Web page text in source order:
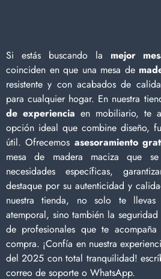
Si estás buscando la mejor
coinciden en que una mesa de
resistente y con acabados de
para cualquier hogar. En nuestra
de experiencia en mobiliario, te
opción ideal que combine diseño,
útil. Ofrecemos asesoramiento
mesa de madera maciza que
necesidades específicas,
destaque por su autenticidad y
nuestra tienda, no solo te
atemporal, sino también la
de profesionales que te
compra. ¡Confía en nuestra
del 2025 con total tranquilidad!
correo de soporte o WhatsApp.